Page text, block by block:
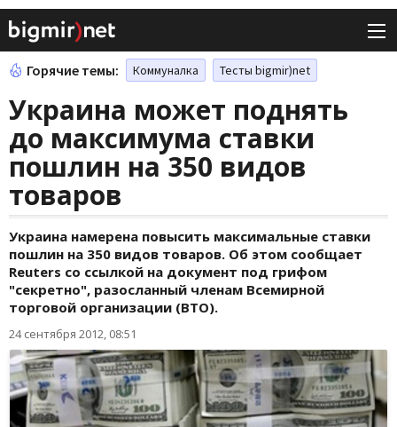
Горячие темы: Коммуналка Тесты bigmir)net
Украина может поднять
до максимума ставки
пошлин на 350 видов
товаров
Украина намерена повысить максимальные ставки
пошлин на 350 видов товаров. Об этом сообщает
Reuters со ссылкой на документ под грифом
"секретно", разосланный членам Всемирной
торговой организации (ВТО).
24 сентября 2012, 08:51